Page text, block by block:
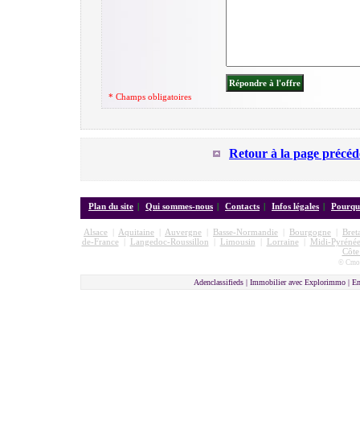
* Champs obligatoires
Retour à la page
Plan du site | Qui sommes-nous | Contacts | Infos légales |
Alsace Aquitaine Auvergne Basse-Normandie Bourgogne
de-France| Langedoc-Roussillon Limousin Lorraine|
Midi-
©
Adenclassifieds | Immobilier avec Explorimmo |